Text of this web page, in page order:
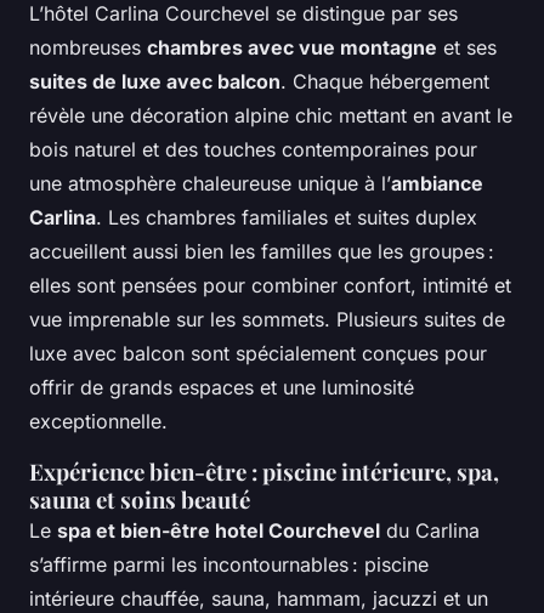
L’hôtel Carlina Courchevel se distingue par ses
nombreuses chambres avec vue montagne et ses
suites de luxe avec balcon. Chaque hébergement
révèle une décoration alpine chic mettant en avant le
bois naturel et des touches contemporaines pour
une atmosphère chaleureuse unique à l’ambiance
Carlina. Les chambres familiales et suites duplex
accueillent aussi bien les familles que les groupes :
elles sont pensées pour combiner confort, intimité et
vue imprenable sur les sommets. Plusieurs suites de
luxe avec balcon sont spécialement conçues pour
offrir de grands espaces et une luminosité
exceptionnelle.
Expérience bien-être : piscine intérieure, spa,
sauna et soins beauté
Le spa et bien-être hotel Courchevel du Carlina
s’affirme parmi les incontournables : piscine
intérieure chauffée, sauna, hammam, jacuzzi et un